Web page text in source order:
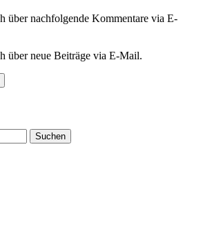
über nachfolgende Kommentare via E-
über neue Beiträge via E-Mail.